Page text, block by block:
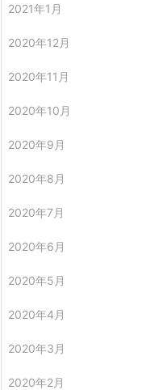
2021年1月
2020年12月
2020年11月
2020年10月
2020年9月
2020年8月
2020年7月
2020年6月
2020年5月
2020年4月
2020年3月
2020年2月